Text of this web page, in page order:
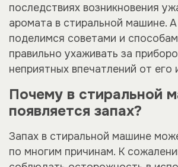
последствиях возникновения
аромата в стиральной машине.
поделимся советами и
правильно ухаживать за
неприятных впечатлений от его
Почему в стиральной
появляется запах?
Запах в стиральной машине
по многим причинам. К